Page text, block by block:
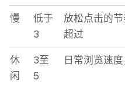
慢
低于
3
放松点击的
超过
休
闲
3至
5
日常浏览速